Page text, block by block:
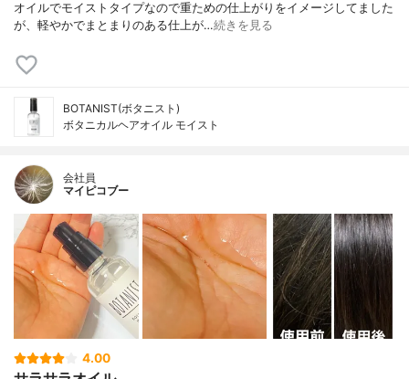
オイルでモイストタイプなので重ための仕上がりをイメージしてました
が、軽やかでまとまりのある仕上が…続きを見る
BOTANIST(ボタニスト)
ボタニカルヘアオイル モイスト
会社員
マイピコブー
4.00